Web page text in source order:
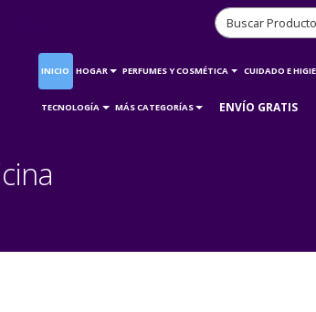
INICIO HOGAR PERFUMES Y COSMÉTICA CUIDADO E
TECNOLOGÍA MÁS CATEGORÍAS ENVÍO GRATIS